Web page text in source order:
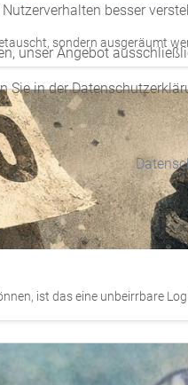
sondern ausgeräumt
ist das eine unbeirrbare
besser
unser Angebot
Sie in der